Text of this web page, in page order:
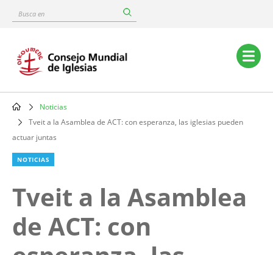
content
Busca
Main
navigation
Breadcrumb
Noticias
Tveit a la Asamblea de ACT: con esperanza, las iglesias pueden
actuar juntas
NOTICIAS
Tveit a la Asamblea
de ACT: con